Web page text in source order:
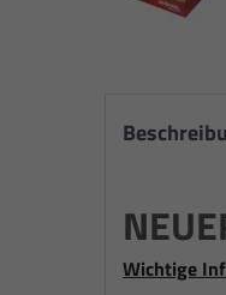
Wichtige